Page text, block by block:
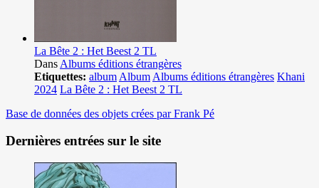
La Bête 2 : Het Beest 2 TL
Dans Albums éditions étrangères
Etiquettes: album Album Albums éditions étrangères Khani
2024 La Bête 2 : Het Beest 2 TL
Base de données des objets crées par Frank Pé
Dernières entrées sur le site